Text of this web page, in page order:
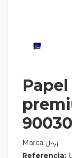
Marca:Urvi
Referencia: